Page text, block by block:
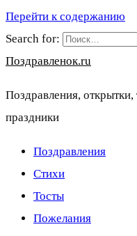
Перейти к содержанию
Search for:
Поздравленок.ru
Поздравления,
праздники
Поздравления
Стихи
Тосты
Пожелания